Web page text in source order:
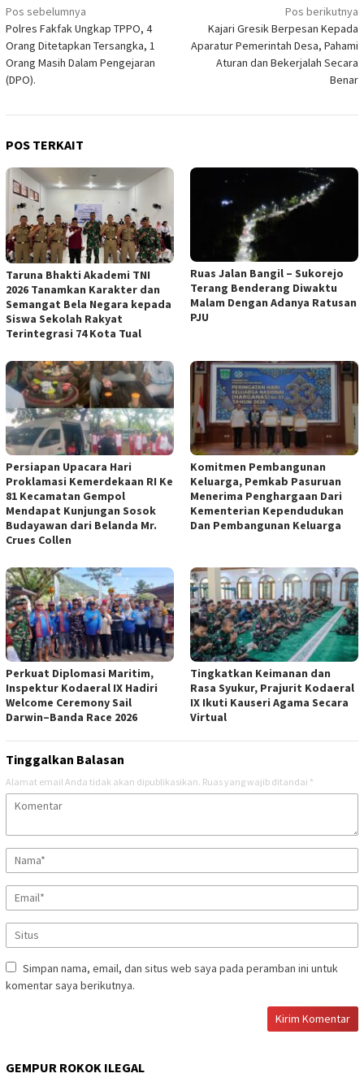
Navigasi
pos
Pos sebelumnya
Polres Fakfak Ungkap TPPO, 4
Orang Ditetapkan Tersangka, 1
Orang Masih Dalam Pengejaran
(DPO).
Pos berikutnya
Kajari Gresik Berpesan Kepada
Aparatur Pemerintah Desa, Pahami
Aturan dan Bekerjalah Secara
Benar
POS TERKAIT
Taruna Bhakti Akademi TNI
2026 Tanamkan Karakter dan
Semangat Bela Negara kepada
Siswa Sekolah Rakyat
Terintegrasi 74 Kota Tual
Ruas Jalan Bangil – Sukorejo
Terang Benderang Diwaktu
Malam Dengan Adanya Ratusan
PJU
Persiapan Upacara Hari
Proklamasi Kemerdekaan RI Ke
81 Kecamatan Gempol
Mendapat Kunjungan Sosok
Budayawan dari Belanda Mr.
Crues Collen
Komitmen Pembangunan
Keluarga, Pemkab Pasuruan
Menerima Penghargaan Dari
Kementerian Kependudukan
Dan Pembangunan Keluarga
Perkuat Diplomasi Maritim,
Inspektur Kodaeral IX Hadiri
Welcome Ceremony Sail
Darwin–Banda Race 2026
Tingkatkan Keimanan dan
Rasa Syukur, Prajurit Kodaeral
IX Ikuti Kauseri Agama Secara
Virtual
Tinggalkan Balasan
Alamat email Anda tidak akan dipublikasikan. Ruas yang wajib ditandai *
Simpan nama, email, dan situs web saya pada peramban ini untuk
komentar saya berikutnya.
GEMPUR ROKOK ILEGAL